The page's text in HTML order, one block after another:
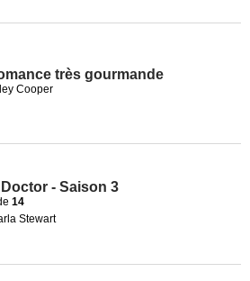
très gourmande
Cooper
- Saison 3
14
Stewart